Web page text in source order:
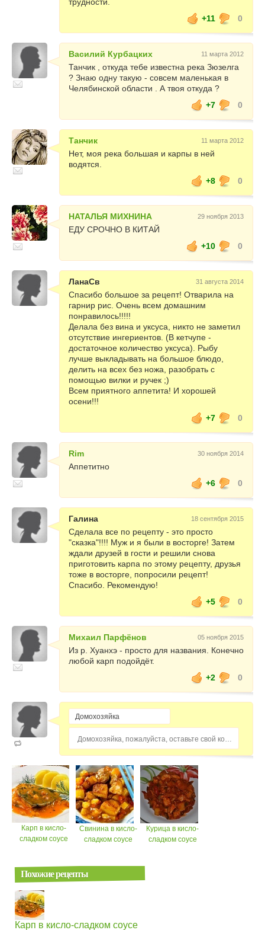
+11
0
Василий Курбацких 11 марта 2012
Танчик , откуда тебе известна река Зюзелга
? Знаю одну такую - совсем маленькая в
Челябинской области . А твоя откуда ?
+7
0
Танчик 11 марта 2012
Нет, моя река большая и карпы в ней
водятся.
+8
0
НАТАЛЬЯ МИХНИНА 29 ноября 2013
ЕДУ СРОЧНО В КИТАЙ
+10
0
ЛанаСв 31 августа 2014
Спасибо большое за рецепт! Отварила на
гарнир рис. Очень всем домашним
понравилось!!!!!
Делала без вина и уксуса, никто не заметил
отсутствие ингериентов. (В кетчупе -
достаточное количество уксуса). Рыбу
лучше выкладывать на большое блюдо,
делить на всех без ножа, разобрать с
помощью вилки и ручек ;)
Всем приятного аппетита! И хорошей
осени!!!
+7
0
Rim 30 ноября 2014
Аппетитно
+6
0
Галина 18 сентября 2015
Сделала все по рецепту - это просто
"сказка"!!!! Муж и я были в восторге! Затем
ждали друзей в гости и решили снова
приготовить карпа по этому рецепту, друзья
тоже в восторге, попросили рецепт!
Спасибо. Рекомендую!
+5
0
Михаил Парфёнов 05 ноября 2015
Из р. Хуанхэ - просто для названия. Конечно
любой карп подойдёт.
+2
0
Домохозяйка, пожалуйста, оставьте свой комментарий...
Карп в кисло-
сладком соусе
Свинина в кисло-
сладком соусе
Курица в кисло-
сладком соусе
Похожие рецепты
Карп в кисло-сладком соусе